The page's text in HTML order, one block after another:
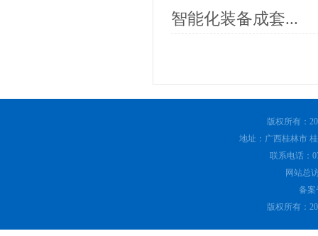
智能化装备成套...
版权所有：
地址：广西桂林市
联系电话：
网站总
备案
版权所有：